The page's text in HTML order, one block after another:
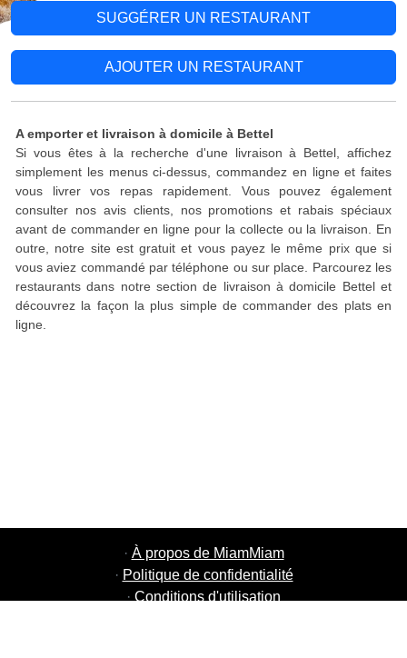
SUGGÉRER UN RESTAURANT
AJOUTER UN RESTAURANT
A emporter et livraison à domicile à Bettel
Si vous êtes à la recherche d'une livraison à Bettel, affichez
simplement les menus ci-dessus, commandez en ligne et faites
vous livrer vos repas rapidement. Vous pouvez également
consulter nos avis clients, nos promotions et rabais spéciaux
avant de commander en ligne pour la collecte ou la livraison. En
outre, notre site est gratuit et vous payez le même prix que si
vous aviez commandé par téléphone ou sur place. Parcourez les
restaurants dans notre section de livraison à domicile Bettel et
découvrez la façon la plus simple de commander des plats en
ligne.
· À propos de MiamMiam
· Politique de confidentialité
· Conditions d'utilisation